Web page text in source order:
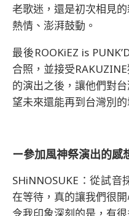
老歌迷，還是初次相見
熱情、澎湃鼓動。
最後ROOKiEZ is
合照，並接受
的演出之後，讓他們對
望未來還能再到台灣別的
ー參加風神祭演出的感
SHiNNOSUKE：從試
在等待，真的讓我們很